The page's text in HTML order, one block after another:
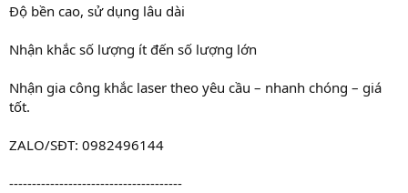
Độ bền cao, sử dụng lâu dài
Nhận khắc số lượng ít đến số lượng lớn
Nhận gia công khắc laser theo yêu cầu – nhanh chóng – giá
tốt.
ZALO/SĐT: 0982496144
--------------------------------------